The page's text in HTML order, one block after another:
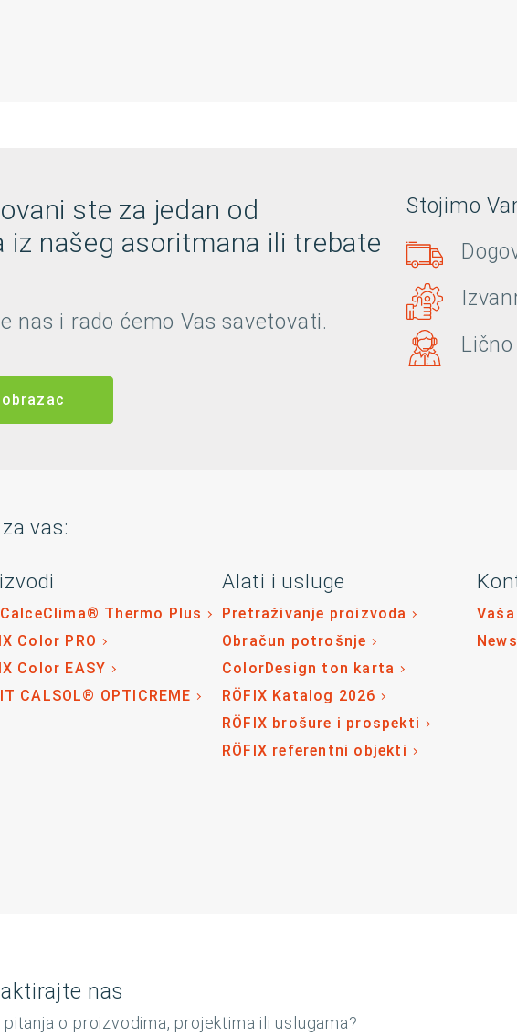
ste za jedan od
iz našeg asoritmana ili trebate
nas i rado ćemo Vas savetovati.
Stojimo
vas:
Thermo Plus
Color PRO
Color EASY
CALSOL® OPTICREME
Alati i usluge
Pretraživanje proizvoda
Obračun potrošnje
ColorDesign ton karta
RÖFIX Katalog 2026
RÖFIX brošure i prospekti
RÖFIX referentni objekti
nas
pitanja o proizvodima, projektima ili uslugama?